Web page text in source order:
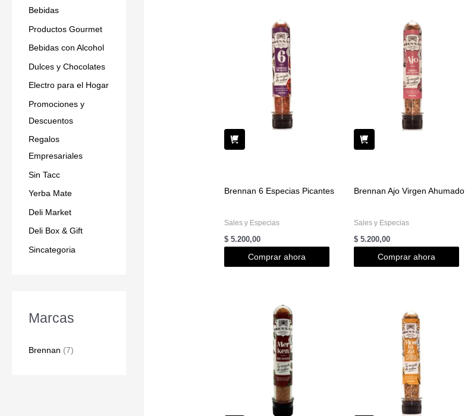
Bebidas
Productos Gourmet
Bebidas con Alcohol
Dulces y Chocolates
Electro para el Hogar
Promociones y
Descuentos
Regalos
Empresariales
Sin Tacc
Yerba Mate
Deli Market
Deli Box & Gift
Sincategoria
Marcas
Brennan (7)
Brennan 6 Especias Picantes
Sales y Especias
$ 5.200,00
Comprar ahora
Brennan Ajo Virgen Ahumado
Sales y Especias
$ 5.200,00
Comprar ahora